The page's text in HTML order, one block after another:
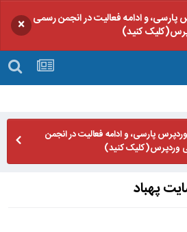
و ادامه فعالیت در انجمن رسمی
کنید)
×
پارسی، و ادامه فعالیت در انجمن
وردپرس(کلیک کنید)
پهباد